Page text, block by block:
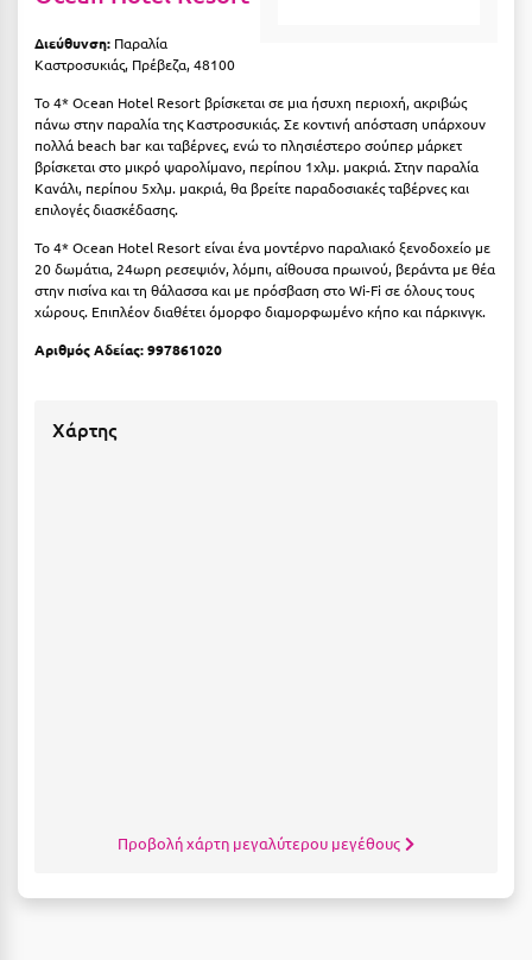
Κάρπαθος
Καρπενήσι
Κάρυστος
Κάσος
Καστοριά
Κατερίνη
Κέα - Τζιά
Κρήτη
Διεύθυνση: Παραλία
Καστροσυκιάς, Πρέβεζα, 48100
Το 4* Ocean Hotel Resort βρίσκεται σε μια ήσυχη περιοχή, ακριβώς
πάνω στην παραλία της Καστροσυκιάς. Σε κοντινή απόσταση υπάρχουν
πολλά beach bar και ταβέρνες, ενώ το πλησιέστερο σούπερ μάρκετ
βρίσκεται στο μικρό ψαρολίμανο, περίπου 1χλμ. μακριά. Στην παραλία
Κανάλι, περίπου 5χλμ. μακριά, θα βρείτε παραδοσιακές ταβέρνες και
επιλογές διασκέδασης.
Το 4* Ocean Hotel Resort είναι ένα μοντέρνο παραλιακό ξενοδοχείο με
20 δωμάτια, 24ωρη ρεσεψιόν, λόμπι, αίθουσα πρωινού, βεράντα με θέα
στην πισίνα και τη θάλασσα και με πρόσβαση στο Wi-Fi σε όλους τους
χώρους. Επιπλέον διαθέτει όμορφο διαμορφωμένο κήπο και πάρκινγκ.
Αριθμός Αδείας: 997861020
Χάρτης
Προβολή χάρτη μεγαλύτερου μεγέθους